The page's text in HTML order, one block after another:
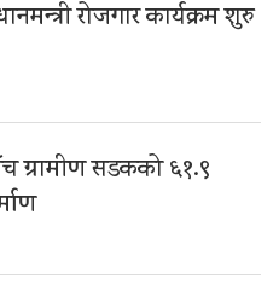
रोजगार कार्यक्रम शुरु
ग्रामीण सडकको ६१.९